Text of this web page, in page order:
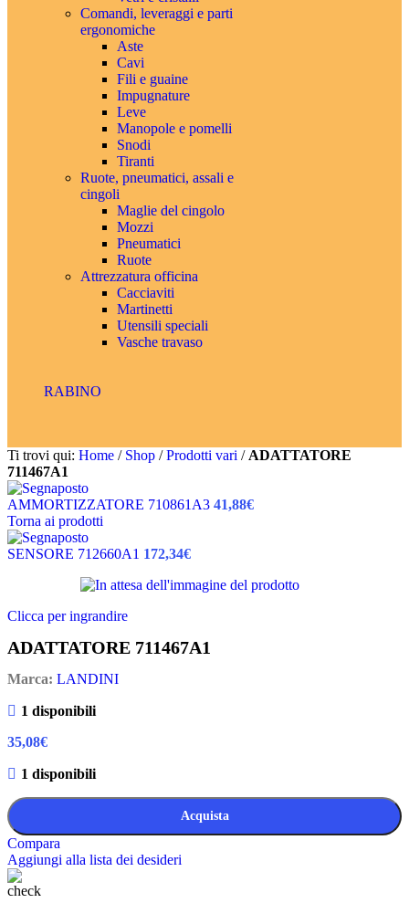
Comandi, leveraggi e parti
ergonomiche
Aste
Cavi
Fili e guaine
Impugnature
Leve
Manopole e pomelli
Snodi
Tiranti
Ruote, pneumatici, assali e
cingoli
Maglie del cingolo
Mozzi
Pneumatici
Ruote
Attrezzatura officina
Cacciaviti
Martinetti
Utensili speciali
Vasche travaso
RABINO
Ti trovi qui: Home / Shop /Prodotti vari / ADATTATORE
711467A1
AMMORTIZZATORE 710861A3 41,88€
Torna ai prodotti
SENSORE 712660A1 172,34€
Clicca per ingrandire
ADATTATORE 711467A1
Marca: LANDINI
1 disponibili
35,08€
1 disponibili
Acquista
Compara
Aggiungi alla lista dei desideri